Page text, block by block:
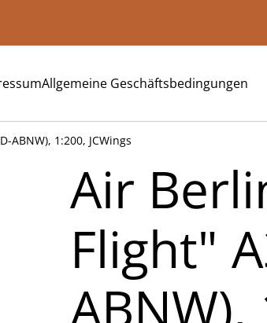
Allgemeine Geschäftsbedingungen
ABNW), 1:200, JCWings
Air
Flight"
ABNW),